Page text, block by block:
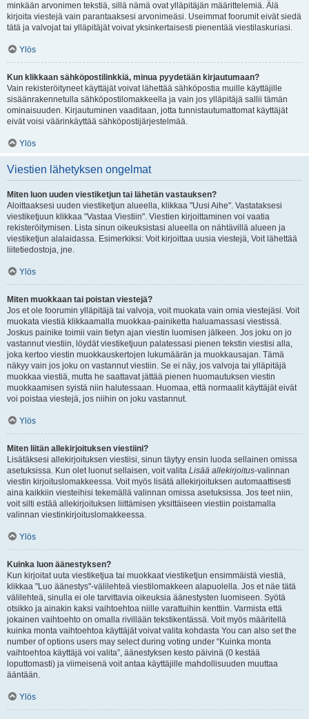
minkään arvonimen tekstiä, sillä nämä ovat ylläpitäjän määrittelemiä. Älä
kirjoita viestejä vain parantaaksesi arvonimeäsi. Useimmat foorumit eivät siedä
tätä ja valvojat tai ylläpitäjät voivat yksinkertaisesti pienentää viestilaskuriasi.
Ylös
Kun klikkaan sähköpostilinkkiä, minua pyydetään kirjautumaan?
Vain rekisteröityneet käyttäjät voivat lähettää sähköpostia muille käyttäjille
sisäänrakennetulla sähköpostilomakkeella ja vain jos ylläpitäjä sallii tämän
ominaisuuden. Kirjautuminen vaaditaan, jotta tunnistautumattomat käyttäjät
eivät voisi väärinkäyttää sähköpostijärjestelmää.
Ylös
Viestien lähetyksen ongelmat
Miten luon uuden viestiketjun tai lähetän vastauksen?
Aloittaaksesi uuden viestiketjun alueella, klikkaa "Uusi Aihe". Vastataksesi
viestiketjuun klikkaa "Vastaa Viestiin". Viestien kirjoittaminen voi vaatia
rekisteröitymisen. Lista sinun oikeuksistasi alueella on nähtävillä alueen ja
viestiketjun alalaidassa. Esimerkiksi: Voit kirjoittaa uusia viestejä, Voit lähettää
liitetiedostoja, jne.
Ylös
Miten muokkaan tai poistan viestejä?
Jos et ole foorumin ylläpitäjä tai valvoja, voit muokata vain omia viestejäsi. Voit
muokata viestiä klikkaamalla muokkaa-painiketta haluamassasi viestissä.
Joskus painike toimii vain tietyn ajan viestin luomisen jälkeen. Jos joku on jo
vastannut viestiin, löydät viestiketjuun palatessasi pienen tekstin viestisi alla,
joka kertoo viestin muokkauskertojen lukumäärän ja muokkausajan. Tämä
näkyy vain jos joku on vastannut viestiin. Se ei näy, jos valvoja tai ylläpitäjä
muokkaa viestiä, mutta he saattavat jättää pienen huomautuksen viestin
muokkaamisen syistä niin halutessaan. Huomaa, että normaalit käyttäjät eivät
voi poistaa viestejä, jos niihin on joku vastannut.
Ylös
Miten liitän allekirjoituksen viestiini?
Lisätäksesi allekirjoituksen viestiisi, sinun täytyy ensin luoda sellainen omissa
asetuksissa. Kun olet luonut sellaisen, voit valita Lisää allekirjoitus-valinnan
viestin kirjoituslomakkeessa. Voit myös lisätä allekirjoituksen automaattisesti
aina kaikkiin viesteihisi tekemällä valinnan omissa asetuksissa. Jos teet niin,
voit silti estää allekirjoituksen liittämisen yksittäiseen viestiin poistamalla
valinnan viestinkirjoituslomakkeessa.
Ylös
Kuinka luon äänestyksen?
Kun kirjoitat uuta viestiketjua tai muokkaat viestiketjun ensimmäistä viestiä,
klikkaa "Luo äänestys"-välilehteä viestilomakkeen alapuolella. Jos et näe tätä
välilehteä, sinulla ei ole tarvittavia oikeuksia äänestysten luomiseen. Syötä
otsikko ja ainakin kaksi vaihtoehtoa niille varattuihin kenttiin. Varmista että
jokainen vaihtoehto on omalla rivillään tekstikentässä. Voit myös määritellä
kuinka monta vaihtoehtoa käyttäjät voivat valita kohdasta You can also set the
number of options users may select during voting under “Kuinka monta
vaihtoehtoa käyttäjä voi valita”, äänestyksen kesto päivinä (0 kestää
loputtomasti) ja viimeisenä voit antaa käyttäjille mahdollisuuden muuttaa
ääntään.
Ylös